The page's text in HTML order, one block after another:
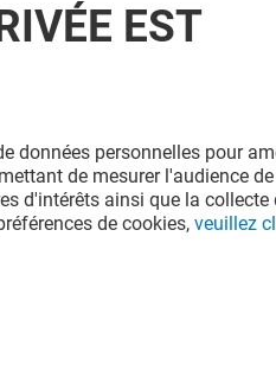
EST
données personnelles pour
de mesurer l'audience
d'intérêts ainsi que la collecte
de cookies, veuillez